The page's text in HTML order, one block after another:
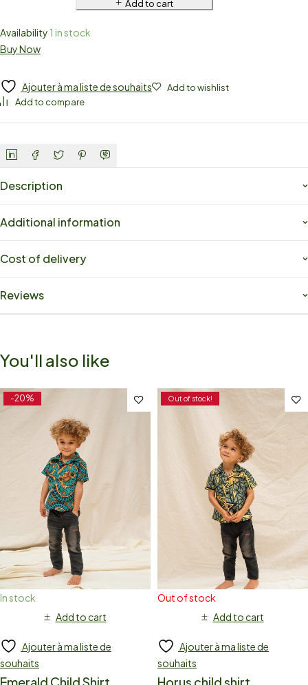
Add to cart
Availability 1 in stock
Buy Now
Ajouter à ma liste de souhaits
Add to wishlist
Add to compare
Description
Additional information
Cost of delivery
Reviews
You'll also like
-20%
In stock
Add to cart
Ajouter à ma liste de
souhaits
Out of stock!
Out of stock
Add to cart
Ajouter à ma liste de
souhaits